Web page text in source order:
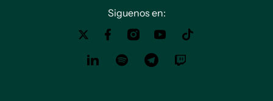
Siguenos en: